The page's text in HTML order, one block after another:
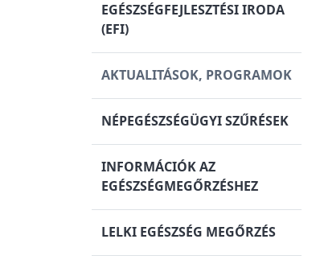
EGÉSZSÉGFEJLESZTÉSI IRODA
(EFI)
AKTUALITÁSOK, PROGRAMOK
NÉPEGÉSZSÉGÜGYI SZŰRÉSEK
INFORMÁCIÓK AZ
EGÉSZSÉGMEGŐRZÉSHEZ
LELKI EGÉSZSÉG MEGŐRZÉS